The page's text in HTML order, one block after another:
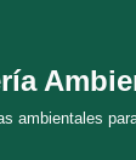
ambientales